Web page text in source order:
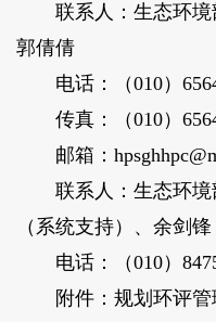
联系人：生态环境
郭倩倩
电话：（010）
传真：（010）
邮箱：
联系人：生态环境
（系统支持）、余剑锋
电话：（010）
附件：规划环评管